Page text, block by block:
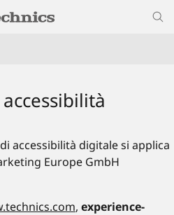
accessibilità digitale si applica
Europe GmbH
, experience-